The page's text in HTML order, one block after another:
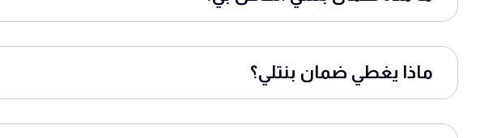
ماذا يغطي ضمان بنتلي؟